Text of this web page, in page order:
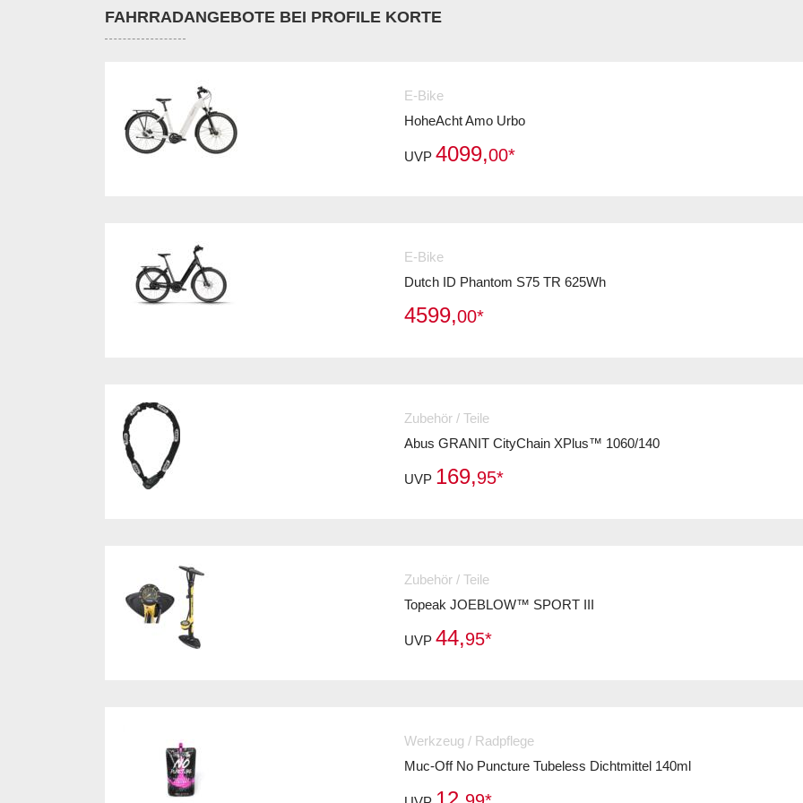
FAHRRADANGEBOTE BEI PROFILE KORTE
E-Bike
HoheAcht Amo Urbo
UVP 4099,00*
E-Bike
Dutch ID Phantom S75 TR 625Wh
4599,00*
Zubehör / Teile
Abus GRANIT CityChain XPlus™ 1060/140
UVP 169,95*
Zubehör / Teile
Topeak JOEBLOW™ SPORT III
UVP 44,95*
Werkzeug / Radpflege
Muc-Off No Puncture Tubeless Dichtmittel 140ml